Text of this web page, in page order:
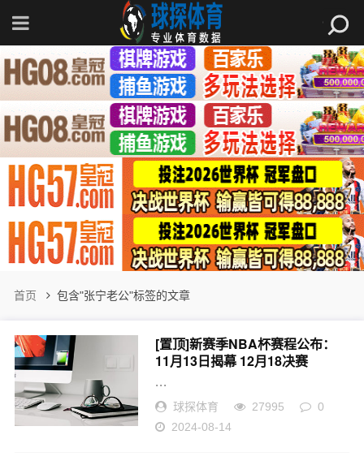
首页 包含"张宁老公"标签的文章
[置顶]新赛季NBA杯赛程公布：
11月13日揭幕 12月18决赛
...
球探体育 27995
0
2024-08-14